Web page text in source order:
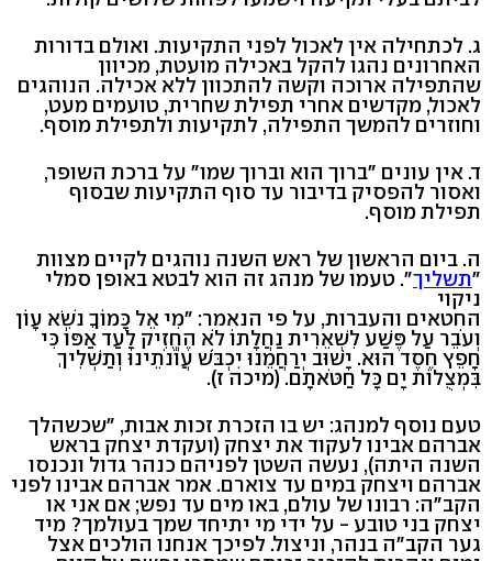
ג. לכתחילה אין לאכול לפני התקיעות. ואולם בדורות
האחרונים נהגו להקל באכילה מועטת, מכיוון
שהתפילה ארוכה וקשה להתכוון ללא אכילה. הנוהגים
לאכול, מקדשים אחרי תפילת שחרית, טועמים מעט,
וחוזרים להמשך התפילה, לתקיעות ולתפילת מוסף.
ד. אין עונים "ברוך הוא וברוך שמו" על ברכת השופר,
ואסור להפסיק בדיבור עד סוף התקיעות שבסוף
תפילת מוסף.
ה. ביום הראשון של ראש השנה נוהגים לקיים מצוות
"תשליך". טעמו של מנהג זה הוא לבטא באופן סמלי
ניקוי
החטאים והעברות, על פי הנאמר: "מִי אֵל כָּמוֹךָ נֹשֵׂא עָוֹן
וְעֹבֵר עַל פֶּשַׁע לִשְׁאֵרִית נַחֲלָתוֹ לֹא הֶחֱזִיק לָעַד אַפּוֹ כִּי
חָפֵץ חֶסֶד הוּא. יָשׁוּב יְרַחֲמֵנוּ יִכְבֹּשׁ עֲוֹנֹתֵינוּ וְתַשְׁלִיךְ
בִּמְצֻלוֹת יָם כָּל חַטֹּאתָם. (מיכה ז).
טעם נוסף למנהג: יש בו הזכרת זכות אבות, "שכשהלך
אברהם אבינו לעקוד את יצחק (ועקדת יצחק בראש
השנה היתה), נעשה השטן לפניהם כנהר גדול ונכנסו
אברהם ויצחק במים עד צוארם. אמר אברהם אבינו לפני
הקב"ה: רבונו של עולם, באו מים עד נפש; אם אני או
יצחק בני טובע - על ידי מי יתיחד שמך בעולמך? מיד
גער הקב"ה בנהר, וניצול. לפיכך אנחנו הולכים אצל